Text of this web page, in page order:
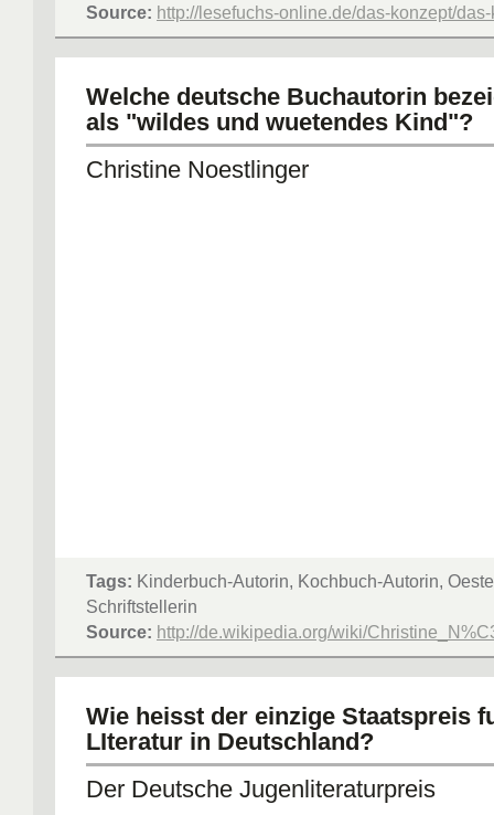
Source: http://lesefuchs-online.de/das-konzept/
Welche deutsche Buchautorin
als "wildes und wuetendes Kind"?
Christine Noestlinger
Tags: Kinderbuch-Autorin, Kochbuch-Autorin,
Schriftstellerin
Source: http://de.wikipedia.org/wiki/
Wie heisst der einzige Staatspreis
LIteratur in Deutschland?
Der Deutsche Jugenliteraturpreis